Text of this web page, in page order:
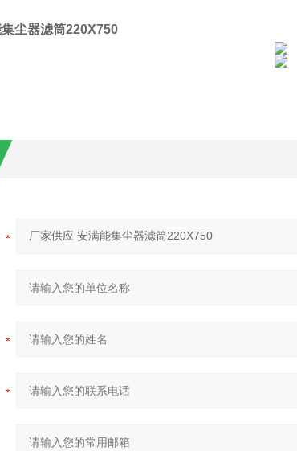
尘器滤筒220X750